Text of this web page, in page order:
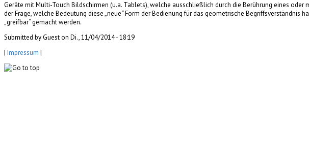
Geräte mit Multi-Touch Bildschirmen (u.a. Tablets), welche ausschließlich durch die Berührung eines
der Frage, welche Bedeutung diese „neue“ Form der Bedienung für das geometrische
„greifbar“ gemacht werden.
Submitted by Guest on Di., 11/04/2014 - 18:19
| Impressum |